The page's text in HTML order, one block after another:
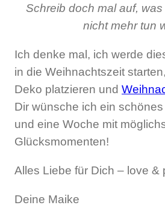
Schreib doch mal auf,
nicht mehr tun
Ich denke mal, ich werde
in die Weihnachtszeit
Deko platzieren und
Dir wünsche ich ein
und eine Woche mit
Glücksmomenten!
Alles Liebe für Dich – love &
Deine Maike